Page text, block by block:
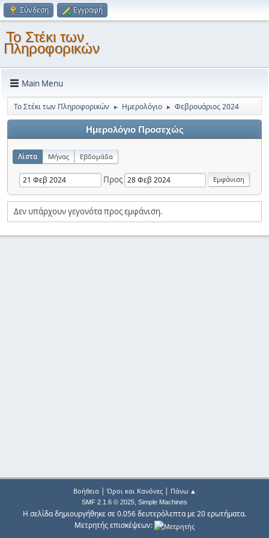
Σύνδεση Εγγραφή
Το Στέκι των
Πληροφορικών
Main Menu
Το Στέκι των Πληροφορικών ► Ημερολόγιο ► Φεβρουάριος 2024
Ημερολόγιο Προσεχώς
Λίστα Μήνας Εβδομάδα
Προς
Δεν υπάρχουν γεγονότα προς εμφάνιση.
Βοήθεια| Όροι και Κανόνες| Πάνω ▲
SMF 2.1.6 © 2025, Simple Machines
Η σελίδα δημιουργήθηκε σε 0.056 δευτερόλεπτα με 20 ερωτήματα.
Μετρητής επισκέψεων: